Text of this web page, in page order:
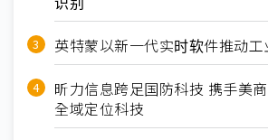
英特蒙以新一代实时软件推动
昕力信息跨足国防科技 携手美
全域定位科技